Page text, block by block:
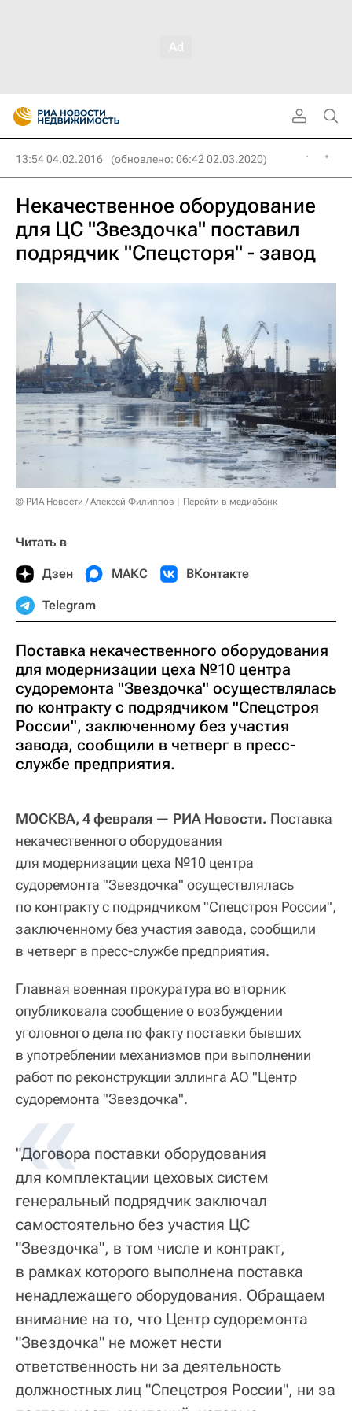
13:54 04.02.2016 (обновлено: 06:42 02.03.2020)
Некачественное оборудование
для ЦС "Звездочка" поставил
подрядчик "Спецсторя" - завод
© РИА Новости / Алексей Филиппов Перейти в медиабанк
Читать в
Дзен МАКС ВКонтакте
Telegram
Поставка некачественного оборудования
для модернизации цеха №10 центра
судоремонта "Звездочка" осуществлялась
по контракту с подрядчиком "Спецстроя
России", заключенному без участия
завода, сообщили в четверг в пресс-
службе предприятия.
МОСКВА, 4 февраля — РИА Новости. Поставка
некачественного оборудования
для модернизации цеха №10 центра
судоремонта "Звездочка" осуществлялась
по контракту с подрядчиком "Спецстроя России",
заключенному без участия завода, сообщили
в четверг в пресс-службе предприятия.
Главная военная прокуратура во вторник
опубликовала сообщение о возбуждении
уголовного дела по факту поставки бывших
в употреблении механизмов при выполнении
работ по реконструкции эллинга АО "Центр
судоремонта "Звездочка".
"Договора поставки оборудования
для комплектации цеховых систем
генеральный подрядчик заключал
самостоятельно без участия ЦС
"Звездочка", в том числе и контракт,
в рамках которого выполнена поставка
ненадлежащего оборудования. Обращаем
внимание на то, что Центр судоремонта
"Звездочка" не может нести
ответственность ни за деятельность
должностных лиц "Спецстроя России", ни за